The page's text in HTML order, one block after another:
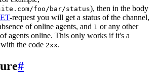
foo/bar/status), then in the body
-request you will get a status of the channel,
of online agents, and 1 or any other
of agents online. This only works if it's a
the code 2xx.
#